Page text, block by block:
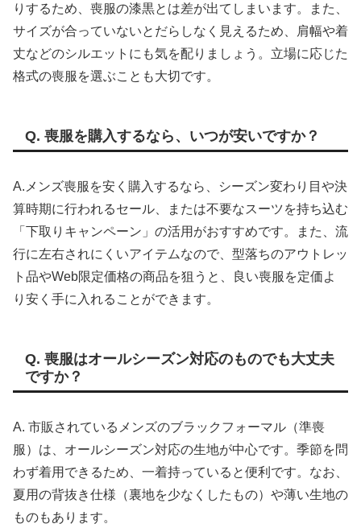
りするため、喪服の漆黒とは差が出てしまいます。また、
サイズが合っていないとだらしなく見えるため、肩幅や着
丈などのシルエットにも気を配りましょう。立場に応じた
格式の喪服を選ぶことも大切です。
Q. 喪服を購入するなら、いつが安いですか？
A.メンズ喪服を安く購入するなら、シーズン変わり目や決
算時期に行われるセール、または不要なスーツを持ち込む
「下取りキャンペーン」の活用がおすすめです。また、流
行に左右されにくいアイテムなので、型落ちのアウトレッ
ト品やWeb限定価格の商品を狙うと、良い喪服を定価よ
り安く手に入れることができます。
Q. 喪服はオールシーズン対応のものでも大丈夫
ですか？
A. 市販されているメンズのブラックフォーマル（準喪
服）は、オールシーズン対応の生地が中心です。季節を問
わず着用できるため、一着持っていると便利です。なお、
夏用の背抜き仕様（裏地を少なくしたもの）や薄い生地の
ものもあります。